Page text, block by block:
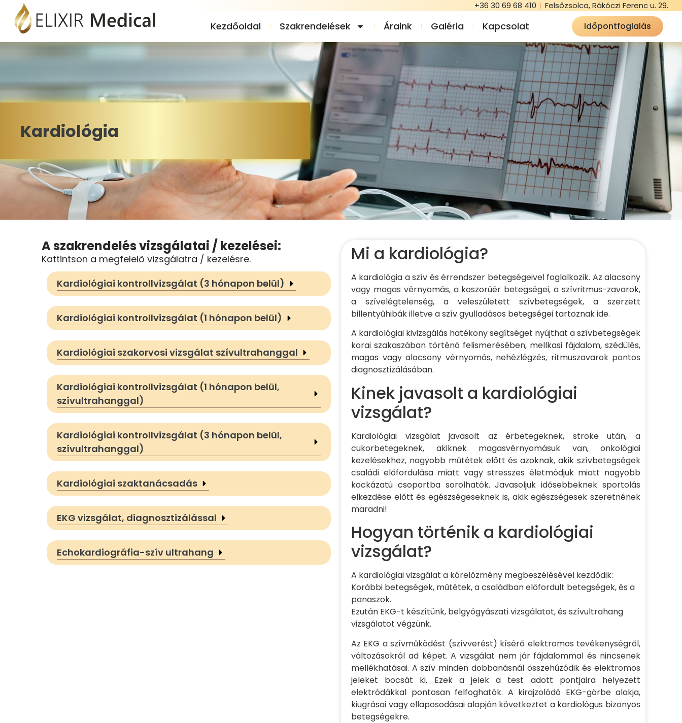
+36 30 69 68 410 Felsőzsolca, Rákóczi Ferenc u. 29.
Kezdőoldal Szakrendelések Áraink Galéria Kapcsolat Időpontfoglalás
Kardiológia
A szakrendelés vizsgálatai / kezelései:
Kattintson a megfelelő vizsgálatra / kezelésre.
Kardiológiai kontrollvizsgálat (3 hónapon belül)
Kardiológiai kontrollvizsgálat (1 hónapon belül)
Kardiológiai szakorvosi vizsgálat szívultrahanggal
Kardiológiai kontrollvizsgálat (1 hónapon belül,
szívultrahanggal)
Kardiológiai kontrollvizsgálat (3 hónapon belül,
szívultrahanggal)
Kardiológiai szaktanácsadás
EKG vizsgálat, diagnosztizálással
Echokardiográfia-szív ultrahang
Mi a kardiológia?
A kardiológia a szív és érrendszer betegségeivel foglalkozik. Az alacsony
vagy magas vérnyomás, a koszorúér betegségei, a szívritmus-zavarok,
a szívelégtelenség, a veleszületett szívbetegségek, a szerzett
billentyűhibák illetve a szív gyulladásos betegségei tartoznak ide.
A kardiológiai kivizsgálás hatékony segítséget nyújthat a szívbetegségek
korai szakaszában történő felismerésében, mellkasi fájdalom, szédülés,
magas vagy alacsony vérnyomás, nehézlégzés, ritmuszavarok pontos
diagnosztizálásában.
Kinek javasolt a kardiológiai
vizsgálat?
Kardiológiai vizsgálat javasolt az érbetegeknek, stroke után, a
cukorbetegeknek, akiknek magasvérnyomásuk van, onkológiai
kezelésekhez, nagyobb műtétek előtt és azoknak, akik szívbetegségek
családi előfordulása miatt vagy stresszes életmódjuk miatt nagyobb
kockázatú csoportba sorolhatók. Javasoljuk idősebbeknek sportolás
elkezdése előtt és egészségeseknek is, akik egészségesek szeretnének
maradni!
Hogyan történik a kardiológiai
vizsgálat?
A kardiológiai vizsgálat a kórelőzmény megbeszélésével kezdődik:
Korábbi betegségek, műtétek, a családban előfordult betegségek, és a
panaszok.
Ezután EKG-t készítünk, belgyógyászati vizsgálatot, és szívultrahang
vizsgálatot végzünk.
Az EKG a szívműködést (szívverést) kísérő elektromos tevékenységről,
változásokról ad képet. A vizsgálat nem jár fájdalommal és nincsenek
mellékhatásai. A szív minden dobbanásnál összehúzódik és elektromos
jeleket bocsát ki. Ezek a jelek a test adott pontjaira helyezett
elektródákkal pontosan felfoghatók. A kirajzolódó EKG-görbe alakja,
kiugrásai vagy ellaposodásai alapján következtet a kardiológus bizonyos
betegségekre.